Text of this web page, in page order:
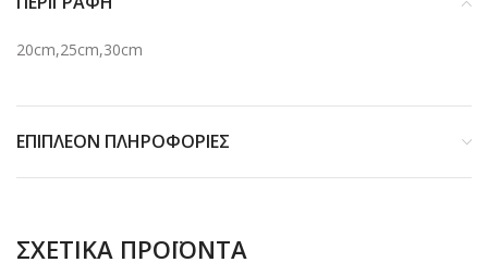
20cm,25cm,30cm
ΕΠΙΠΛΈΟΝ ΠΛΗΡΟΦΟΡΊΕΣ
ΣΧΕΤΙΚΆ ΠΡΟΪΌΝΤΑ